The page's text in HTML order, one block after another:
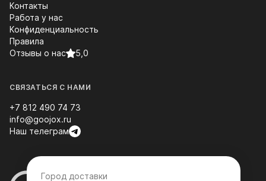
Контакты
Работа у нас
Конфиденциальность
Правила
Отзывы о нас
5,0
СВЯЗАТЬСЯ С НАМИ
+7 812 490 74 73
info@goojox.ru
Наш телеграм
Город доставки